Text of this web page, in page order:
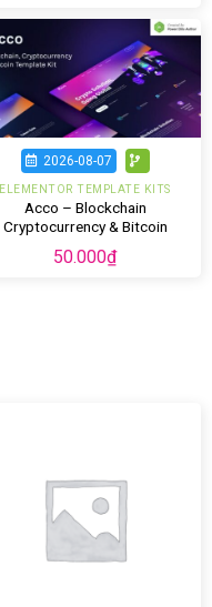
2026-08-07
ELEMENTOR TEMPLATE KITS
Acco – Blockchain
Cryptocurrency & Bitcoin
Elementor Template Kit
50.000₫